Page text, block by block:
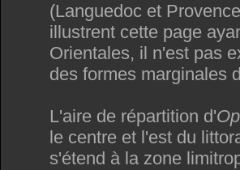
(Languedoc et
illustrent cette page
Orientales, il n'est pas
des formes marginales
L'aire de répartition d'
le centre et l'est du
s'étend à la zone